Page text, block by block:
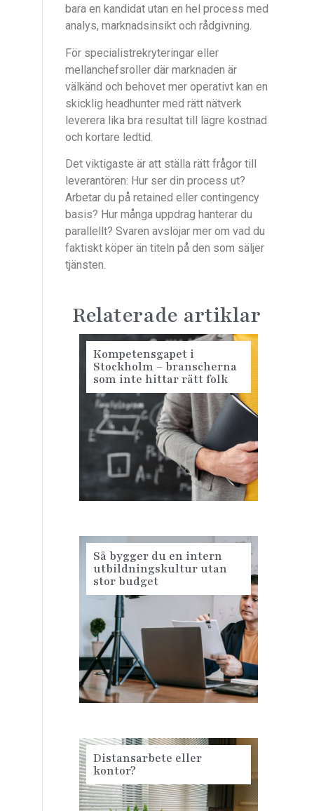
bara en kandidat utan en hel process med
analys, marknadsinsikt och rådgivning.
För specialistrekryteringar eller
mellanchefsroller där marknaden är
välkänd och behovet mer operativt kan en
skicklig headhunter med rätt nätverk
leverera lika bra resultat till lägre kostnad
och kortare ledtid.
Det viktigaste är att ställa rätt frågor till
leverantören: Hur ser din process ut?
Arbetar du på retained eller contingency
basis? Hur många uppdrag hanterar du
parallellt? Svaren avslöjar mer om vad du
faktiskt köper än titeln på den som säljer
tjänsten.
Relaterade artiklar
Kompetensgapet i
Stockholm – branscherna
som inte hittar rätt folk
Så bygger du en intern
utbildningskultur utan
stor budget
Distansarbete eller
kontor?